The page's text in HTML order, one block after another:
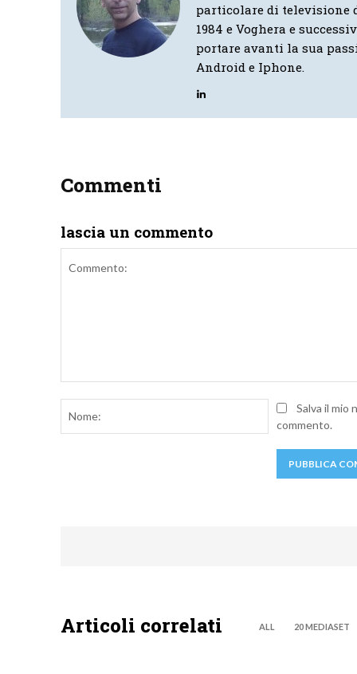
particolare di televisione
1984 e Voghera e
portare avanti la sua
Android e Iphone.
Commenti
lascia un commento
Nome:Salva il mio
commento.
Articoli correlati ALL 20 MEDIASET